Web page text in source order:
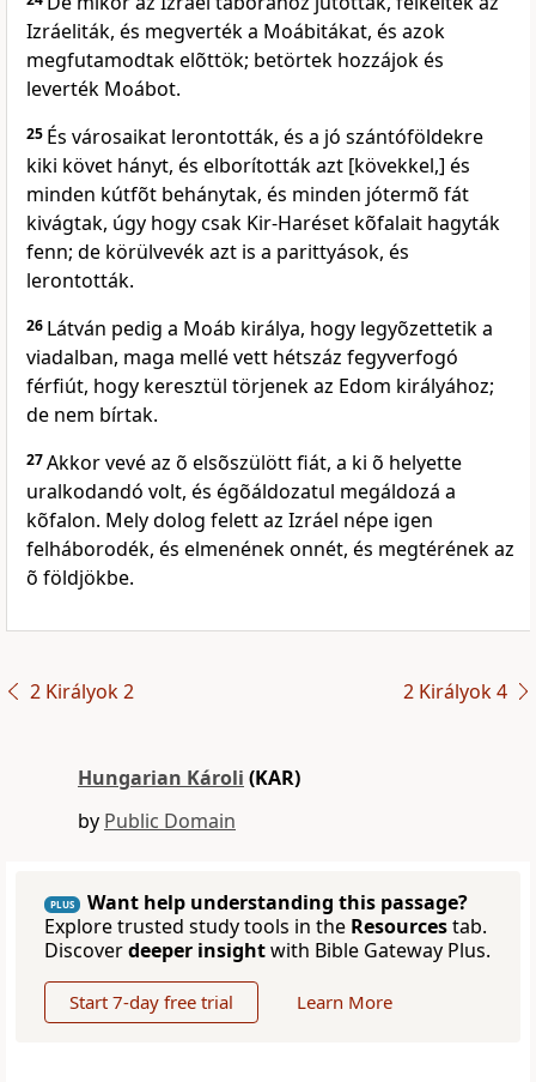
Izráeliták, és megverték a Moábitákat, és azok
megfutamodtak elõttök; betörtek hozzájok és
leverték Moábot.
25 És városaikat lerontották, és a jó szántóföldekre
kiki követ hányt, és elborították azt [kövekkel,] és
minden kútfõt behánytak, és minden jótermõ fát
kivágtak, úgy hogy csak Kir-Haréset kõfalait hagyták
fenn; de körülvevék azt is a parittyások, és
lerontották.
26 Látván pedig a Moáb királya, hogy legyõzettetik a
viadalban, maga mellé vett hétszáz fegyverfogó
férfiút, hogy keresztül törjenek az Edom királyához;
de nem bírtak.
27Akkor vevé az õ elsõszülött fiát, a ki õ helyette
uralkodandó volt, és égõáldozatul megáldozá a
kõfalon. Mely dolog felett az Izráel népe igen
felháborodék, és elmenének onnét, és megtérének az
õ földjökbe.
2 Királyok 2 2 Királyok 4
Hungarian Károli (KAR)
by Public Domain
PLUS
Want help understanding this passage?
Explore trusted study tools in the Resourcestab.
Discoverdeeper insightwith Bible Gateway Plus.
Start 7-day free trial Learn More